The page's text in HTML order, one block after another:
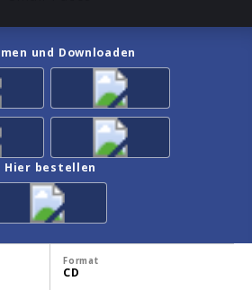
und Downloaden
Hier bestellen
Format
CD